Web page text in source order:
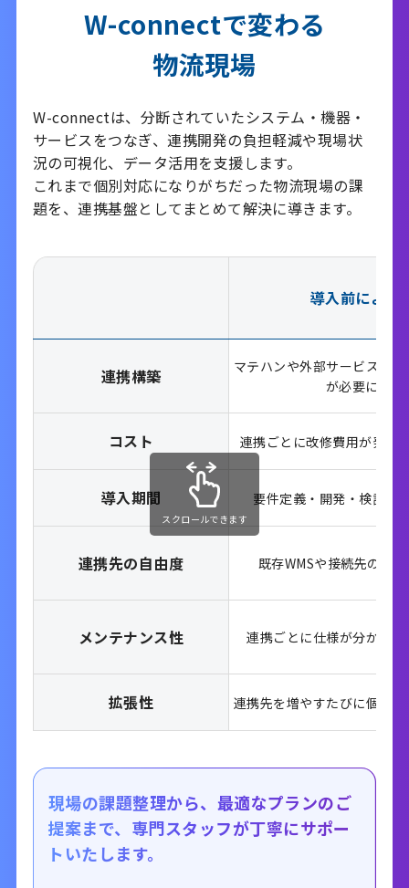
W-connectで変わる
物流現場
W-connectは、分断されていたシステム・機器・
サービスをつなぎ、連携開発の負担軽減や現場状
況の可視化、データ活用を支援します。
これまで個別対応になりがちだった物流現場の課
題を、連携基盤としてまとめて解決に導きます。
導入前によく
連携構築
マテハンや外部サービスを
が必要になり
コスト 連携ごとに改修費用が発生
導入期間 要件定義・開発・検証に
連携先の自由度 既存WMSや接続先の仕
メンテナンス性 連携ごとに仕様が分かれ
拡張性 連携先を増やすたびに個別
スクロールできます
現場の課題整理から、最適なプランのご
提案まで、 専門スタッフが丁寧にサポー
トいたします。